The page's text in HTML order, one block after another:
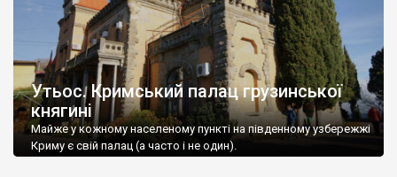
Утьос. Кримський палац грузинської
княгині
Майже у кожному населеному пункті на південному узбережжі
Криму є свій палац (а часто і не один).